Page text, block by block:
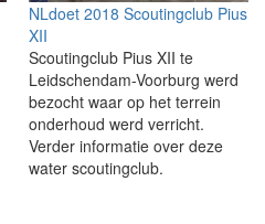
NLdoet 2018 Scoutingclub Pius
XII
Scoutingclub Pius XII te
Leidschendam-Voorburg werd
bezocht waar op het terrein
onderhoud werd verricht.
Verder informatie over deze
water scoutingclub.